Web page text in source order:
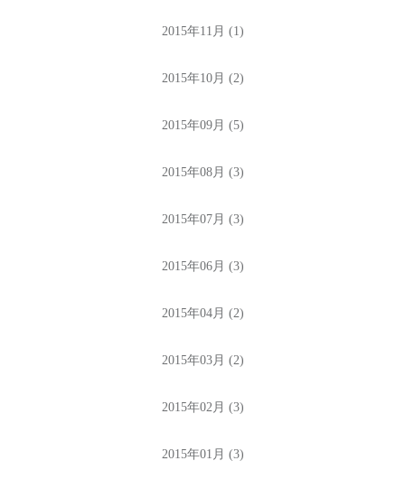
2015年11月 (1)
2015年10月 (2)
2015年09月 (5)
2015年08月 (3)
2015年07月 (3)
2015年06月 (3)
2015年04月 (2)
2015年03月 (2)
2015年02月 (3)
2015年01月 (3)